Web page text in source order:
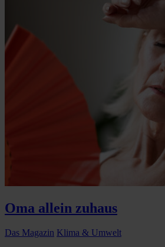
Oma allein zuhaus
Das Magazin Klima & Umwelt